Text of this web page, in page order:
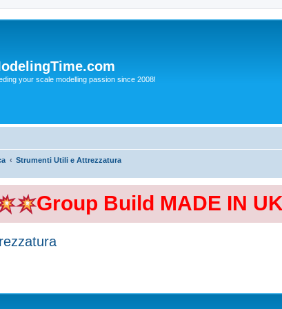
your scale modelling passion since 2008!
Strumenti Utili e Attrezzatura
Group Build MADE IN